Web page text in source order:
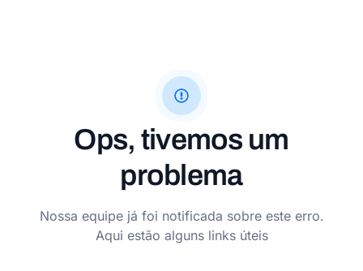
Ops, tivemos um
problema
Nossa equipe já foi notificada sobre este erro.
Aqui estão alguns links úteis